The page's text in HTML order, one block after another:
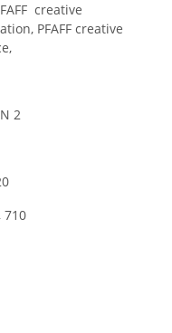
creative
PFAFF creative
2
710